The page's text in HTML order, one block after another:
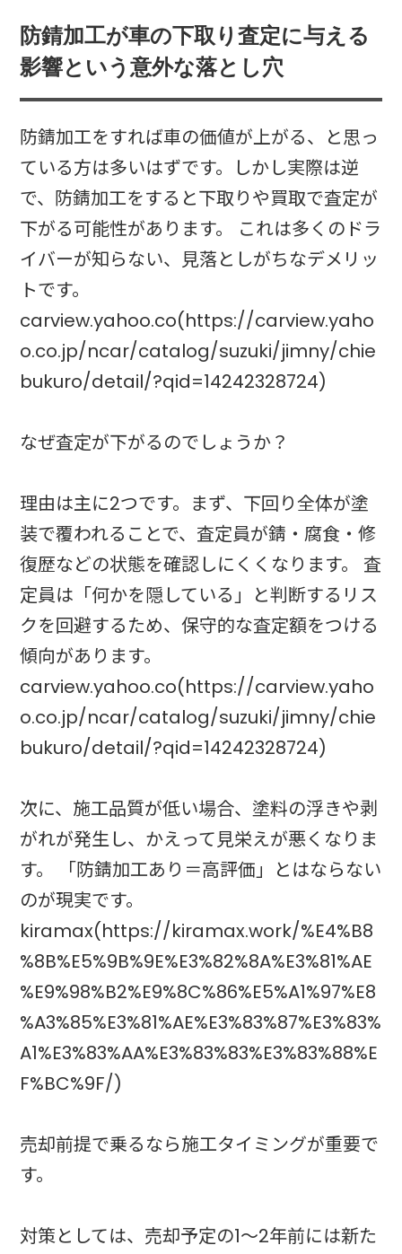
防錆加工が車の下取り査定に与える
影響という意外な落とし穴
防錆加工をすれば車の価値が上がる、と思っ
ている方は多いはずです。しかし実際は逆
で、防錆加工をすると下取りや買取で査定が
下がる可能性があります。 これは多くのドラ
イバーが知らない、見落としがちなデメリッ
トです。
carview.yahoo.co(https://carview.yaho
o.co.jp/ncar/catalog/suzuki/jimny/chie
bukuro/detail/?qid=14242328724)
なぜ査定が下がるのでしょうか？
理由は主に2つです。まず、下回り全体が塗
装で覆われることで、査定員が錆・腐食・修
復歴などの状態を確認しにくくなります。 査
定員は「何かを隠している」と判断するリス
クを回避するため、保守的な査定額をつける
傾向があります。
carview.yahoo.co(https://carview.yaho
o.co.jp/ncar/catalog/suzuki/jimny/chie
bukuro/detail/?qid=14242328724)
次に、施工品質が低い場合、塗料の浮きや剥
がれが発生し、かえって見栄えが悪くなりま
す。 「防錆加工あり＝高評価」とはならない
のが現実です。
kiramax(https://kiramax.work/%E4%B8
%8B%E5%9B%9E%E3%82%8A%E3%81%AE
%E9%98%B2%E9%8C%86%E5%A1%97%E8
%A3%85%E3%81%AE%E3%83%87%E3%83%
A1%E3%83%AA%E3%83%83%E3%83%88%E
F%BC%9F/)
売却前提で乗るなら施工タイミングが重要で
す。
対策としては、売却予定の1〜2年前には新た